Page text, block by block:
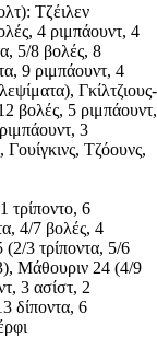
Τζέιλεν
4 ριμπάουντ, 4
5/8 βολές, 8
9 ριμπάουντ, 4
Γκίλτζιους-
βολές, 5 ριμπάουντ,
3
Τζόουνς,
6
4/7 βολές, 4
3 τρίποντα, 5/6
Μάθουριν 24 (4/9
3 ασίστ, 2
δίποντα, 6